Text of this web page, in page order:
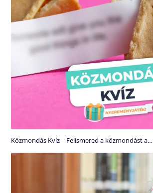
Közmondás Kvíz – Felismered a közmondást a…